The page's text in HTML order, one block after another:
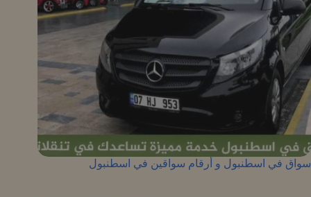
سواق في اسطنبول و أرقام سواقين في اسطنبول